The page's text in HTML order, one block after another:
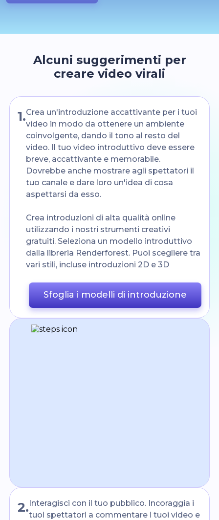
Alcuni suggerimenti per
creare video virali
1.Crea un'introduzione accattivante per i tuoi
video in modo da ottenere un ambiente
coinvolgente, dando il tono al resto del
video. Il tuo video introduttivo deve essere
breve, accattivante e memorabile.
Dovrebbe anche mostrare agli spettatori il
tuo canale e dare loro un'idea di cosa
aspettarsi da esso.
Crea introduzioni di alta qualità online
utilizzando i nostri strumenti creativi
gratuiti. Seleziona un modello introduttivo
dalla libreria Renderforest. Puoi scegliere tra
vari stili, incluse introduzioni 2D e 3D
Sfoglia i modelli di introduzione
2.Interagisci con il tuo pubblico. Incoraggia i
tuoi spettatori a commentare i tuoi video e